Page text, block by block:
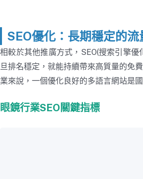
SEO優化：長期穩定的流
相較於其他推廣方式，SEO(搜索引擎
旦排名穩定，就能持續帶來高質量的免
業來說，一個優化良好的多語言網站是
眼鏡行業SEO關鍵指標